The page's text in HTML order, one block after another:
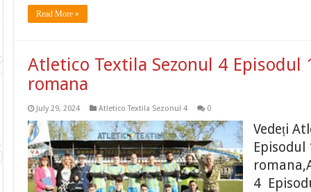
Read More »
Atletico Textila Sezonul 4
romana
July 29, 2024 Atletico Textila Sezonul 4 0
Vedeți
4